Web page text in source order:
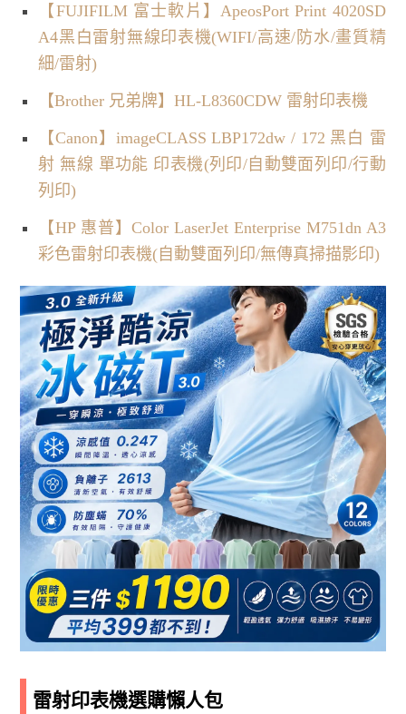
【FUJIFILM 富士軟片】ApeosPort Print 4020SD
A4黑白雷射無線印表機(WIFI/高速/防水/畫質精
細/雷射)
【Brother 兄弟牌】HL-L8360CDW 雷射印表機
【Canon】imageCLASS LBP172dw / 172 黑白 雷
射 無線 單功能 印表機(列印/自動雙面列印/行動
列印)
【HP 惠普】Color LaserJet Enterprise M751dn A3
彩色雷射印表機(自動雙面列印/無傳真掃描影印)
雷射印表機選購懶人包